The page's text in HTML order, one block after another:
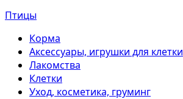
Птицы
Корма
Аксессуары, игрушки для клетки
Лакомства
Клетки
Уход, косметика, груминг